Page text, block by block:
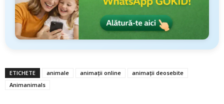
ETICHETE animale animaţii online
animaţii deosebite
Animanimals